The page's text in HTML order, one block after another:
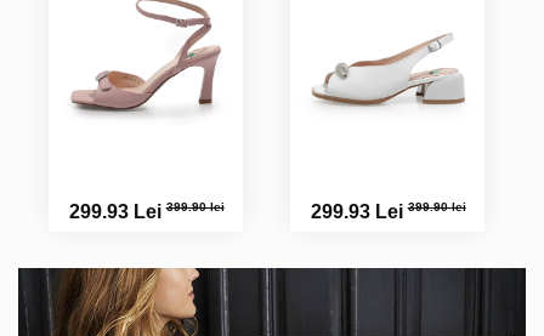
299.93 Lei399.90 lei 299.93 Lei399.90 lei